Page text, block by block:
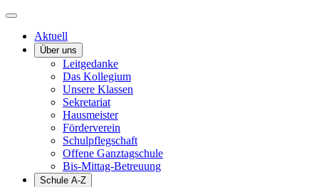
Aktuell
Über uns
Leitgedanke
Das Kollegium
Unsere Klassen
Sekretariat
Hausmeister
Förderverein
Schulpflegschaft
Offene Ganztagschule
Bis-Mittag-Betreuung
Schule A-Z